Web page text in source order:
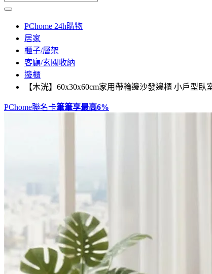
PChome 24h購物
居家
櫃子/層架
客廳/玄關收納
邊櫃
【木洸】60x30x60cm家用帶輪邊沙發邊櫃 小戶型
PChome聯名卡筆筆享最高6%